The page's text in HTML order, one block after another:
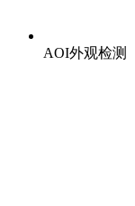
AOI外观检测